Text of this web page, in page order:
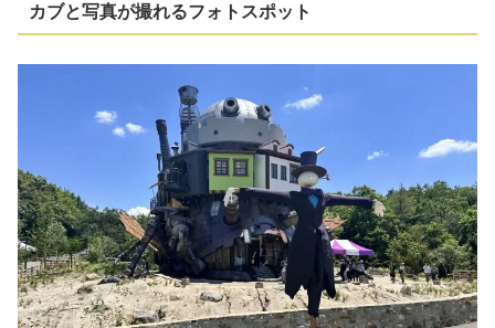
カブと写真が撮れるフォトスポット